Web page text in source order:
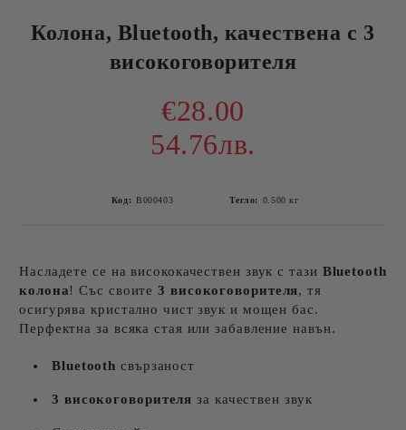
Колона, Bluetooth, качествена с 3
високоговорителя
€28.00
54.76лв.
Код: B000403 Тегло: 0.500 кг
Насладете се на висококачествен звук с тази Bluetooth
колона! Със своите3 високоговорителя, тя
осигурява кристално чист звук и мощен бас.
Перфектна за всяка стая или забавление навън.
Bluetooth свързаност
3 високоговорителя за качествен звук